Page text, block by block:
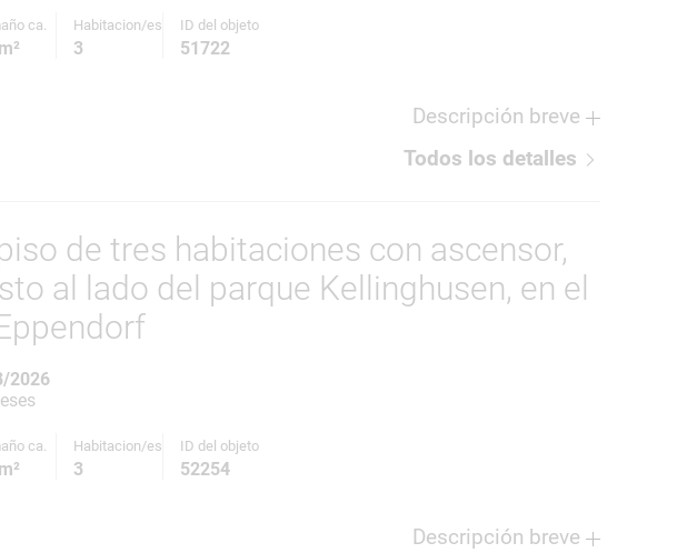
ca. Habitacion/es ID del objeto
3 51722
Descripción breve
Todos los detalles
de tres habitaciones con ascensor,
al lado del parque Kellinghusen, en el
2026
ca. Habitacion/es ID del objeto
3 52254
Descripción breve